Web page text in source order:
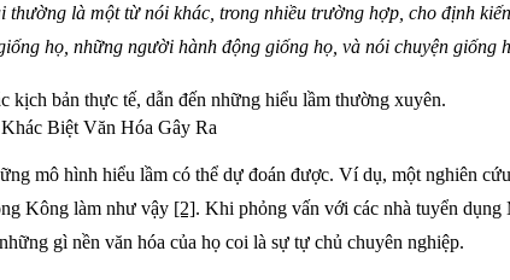
thường là một từ nói khác, trong nhiều trường hợp, cho định
họ, những người hành động giống họ, và nói chuyện giống
kịch bản thực tế, dẫn đến những hiểu lầm thường xuyên.
Biệt Văn Hóa Gây Ra
mô hình hiểu lầm có thể dự đoán được. Ví dụ, một nghiên
Kông làm như vậy [2]. Khi phỏng vấn với các nhà tuyển
gì nền văn hóa của họ coi là sự tự chủ chuyên nghiệp.